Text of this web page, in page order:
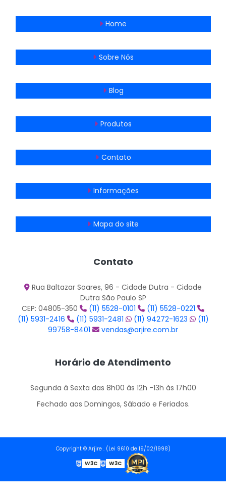
Home
Sobre Nós
Blog
Produtos
Contato
Informações
Mapa do site
Contato
Rua Baltazar Soares, 96 - Cidade Dutra - Cidade
Dutra São Paulo SP
CEP: 04805-350
(11) 5528-0101
(11) 5528-0221
(11) 5931-2416
(11) 5931-2481 (11) 94272-1623
(11)
99758-8401
vendas@arjire.com.br
Horário de Atendimento
Segunda à Sexta das 8h00 às 12h -13h às 17h00
Fechado aos Domingos, Sábado e Feriados.
Copyright © Arjire . (Lei 9610 de 19/02/1998)
W3C
W3C